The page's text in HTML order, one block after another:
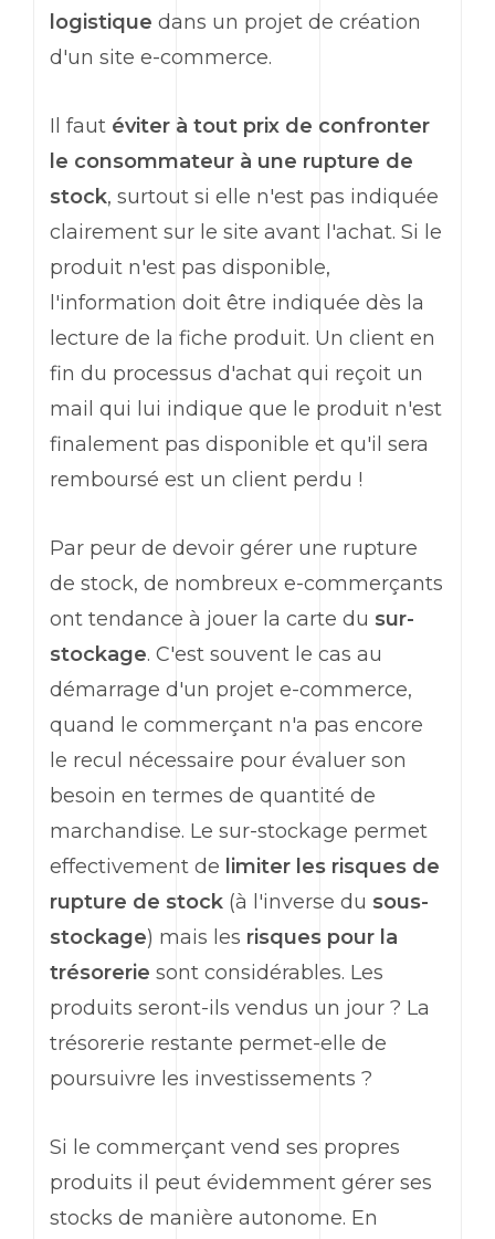
logistique dans un projet de création
d'un site e-commerce.
Il faut éviter à tout prix de confronter
le consommateur à une rupture de
stock, surtout si elle n'est pas indiquée
clairement sur le site avant l'achat. Si le
produit n'est pas disponible,
l'information doit être indiquée dès la
lecture de la fiche produit. Un client en
fin du processus d'achat qui reçoit un
mail qui lui indique que le produit n'est
finalement pas disponible et qu'il sera
remboursé est un client perdu !
Par peur de devoir gérer une rupture
de stock, de nombreux e-commerçants
ont tendance à jouer la carte du sur-
stockage. C'est souvent le cas au
démarrage d'un projet e-commerce,
quand le commerçant n'a pas encore
le recul nécessaire pour évaluer son
besoin en termes de quantité de
marchandise. Le sur-stockage permet
effectivement de limiter les risques de
rupture de stock (à l'inverse du sous-
stockage) mais les risques pour la
trésorerie sont considérables. Les
produits seront-ils vendus un jour ? La
trésorerie restante permet-elle de
poursuivre les investissements ?
Si le commerçant vend ses propres
produits il peut évidemment gérer ses
stocks de manière autonome. En